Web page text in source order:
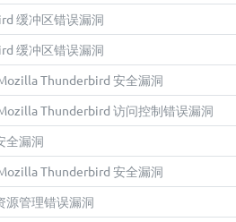
缓冲区错误漏洞
缓冲区错误漏洞
Thunderbird 安全漏洞
Thunderbird 访问控制错误漏洞
全漏洞
Thunderbird 安全漏洞
源管理错误漏洞